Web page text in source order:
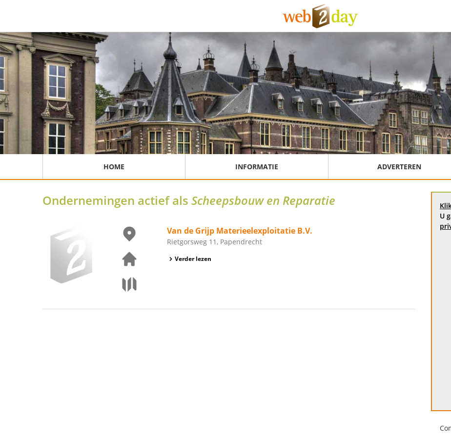
HOME INFORMATIE ADVERTEREN
Ondernemingen actief als Scheepsbouw en Reparatie
Van de Grijp Materieelexploitatie B.V.
Rietgorsweg 11, Papendrecht
Verder lezen
U